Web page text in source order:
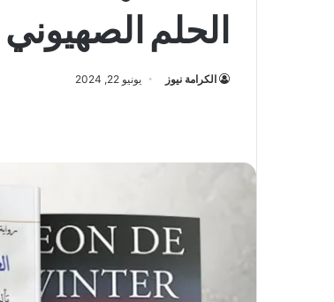
الحلم الصهيوني
الكرامة نيوز يونيو 22, 2024